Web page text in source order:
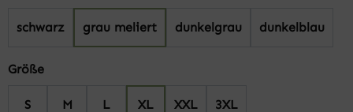
schwarz grau meliert dunkelgrau dunkelblau
Größeauswählen
S M L XL XXL 3XL